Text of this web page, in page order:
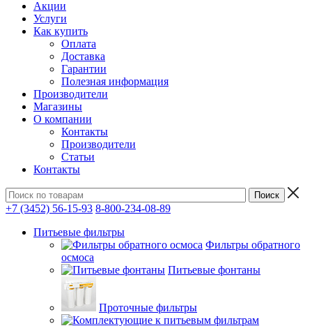
Акции
Услуги
Как купить
Оплата
Доставка
Гарантии
Полезная информация
Производители
Магазины
О компании
Контакты
Производители
Статьи
Контакты
+7 (3452) 56-15-93 8-800-234-08-89
Питьевые фильтры
Фильтры обратного
осмоса
Питьевые фонтаны
Проточные фильтры